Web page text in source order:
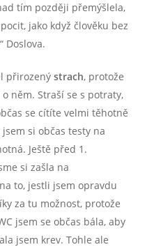
tím později přemýšlela,
jako když člověku bez
Doslova.
přirozený strach, protože
něm. Straší se s potraty,
se cítíte velmi těhotně
si občas testy na
Ještě před 1.
si zašla na
to, jestli jsem opravdu
za tu možnost, protože
jsem se občas bála, aby
jsem krev. Tohle ale